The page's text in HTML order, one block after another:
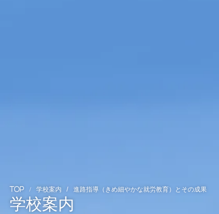
TOP 学校案内 進路指導（きめ細やかな就労教育）とその成果
学校案内